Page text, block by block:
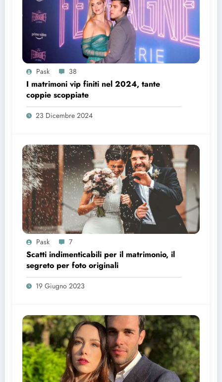
Pask 38
I matrimoni vip finiti nel 2024, tante
coppie scoppiate
23 Dicembre 2024
Pask 7
Scatti indimenticabili per il matrimonio, il
segreto per foto originali
19 Giugno 2023